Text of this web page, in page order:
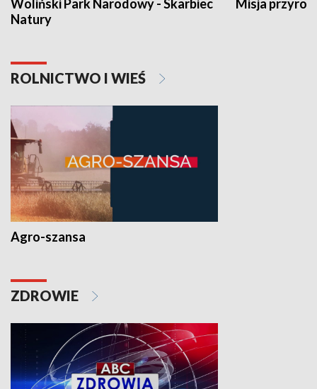
Woliński Park Narodowy - Skarbiec
Natury
Misja
ROLNICTWO I WIEŚ
Agro-szansa
ZDROWIE